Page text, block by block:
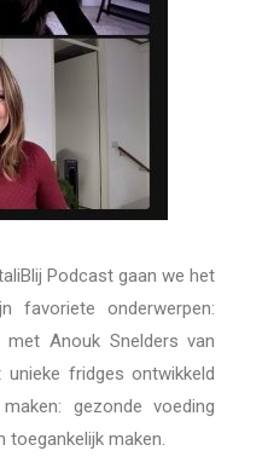
Podcast gaan we het
favoriete onderwerpen:
Anouk Snelders van
fridges ontwikkeld
gezonde voeding
maken.